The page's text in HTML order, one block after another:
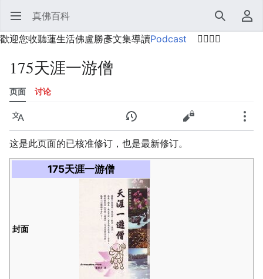
打开主菜单 真佛百科 搜索
用户菜单
歡迎您收聽蓮生活佛盧勝彥文集導讀Podcast 🙋‍♂️🙋‍♀️
175天涯一游僧
页面 讨论
语言 历史
这是此页面的已核准修订，也是最新修订。
175天涯一游僧
封面